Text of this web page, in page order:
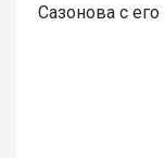
Сазонова с